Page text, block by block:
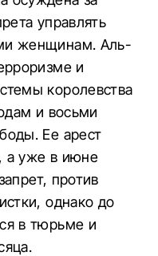
управлять
женщинам. Аль-
и
королевства
и восьми
Ее арест
а уже в июне
против
однако до
в тюрьме и